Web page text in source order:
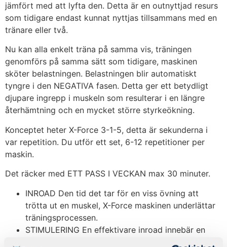
jämfört med att lyfta den. Detta är en outnyttjad resurs
som tidigare endast kunnat nyttjas tillsammans med en
tränare eller två.
Nu kan alla enkelt träna på samma vis, träningen
genomförs på samma sätt som tidigare, maskinen
sköter belastningen. Belastningen blir automatiskt
tyngre i den NEGATIVA fasen. Detta ger ett betydligt
djupare ingrepp i muskeln som resulterar i en längre
återhämtning och en mycket större styrkeökning.
Konceptet heter X-Force 3-1-5, detta är sekunderna i
var repetition. Du utför ett set, 6-12 repetitioner per
maskin.
Det räcker med ETT PASS I VECKAN max 30 minuter.
INROAD Den tid det tar för en viss övning att
trötta ut en muskel, X-Force maskinen underlättar
träningsprocessen.
STIMULERING En effektivare inroad innebär en